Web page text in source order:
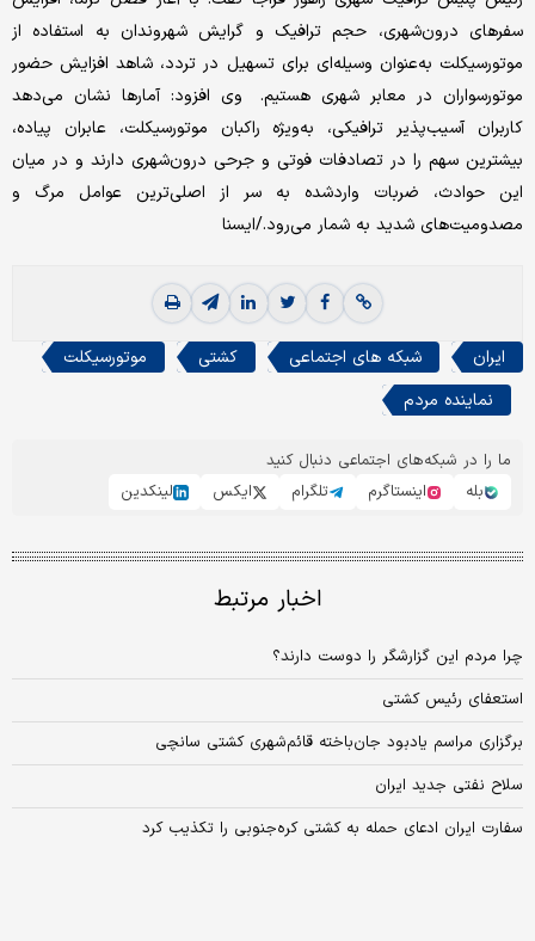
سفرهای درون‌شهری، حجم ترافیک و گرایش شهروندان به استفاده از
موتورسیکلت به‌‌عنوان وسیله‌ای برای تسهیل در تردد، شاهد افزایش حضور
موتورسواران در معابر شهری هستیم. وی افزود: آمارها نشان می‌دهد
کاربران آسیب‌پذیر ترافیکی، به‌‌ویژه راکبان موتورسیکلت، عابران پیاده،
بیشترین سهم را در تصادفات فوتی و جرحی درون‌شهری دارند و در میان
این حوادث، ضربات واردشده به سر از اصلی‌ترین عوامل مرگ و
مصدومیت‌های شدید به شمار می‌رود./ایسنا
ایران شبکه های اجتماعی کشتی
موتورسیکلت
نماینده مردم
ما را در شبکه‌های اجتماعی دنبال کنید
بله
اینستاگرم تلگرام ایکس لینکدین
اخبار مرتبط
چرا مردم این گزارشگر را دوست دارند؟
استعفای رئیس کشتی
برگزاری مراسم یادبود جان‌باخته قائم‌شهری کشتی سانچی
سلاح نفتی جدید ایران
سفارت ایران ادعای حمله به کشتی کره‌جنوبی را تکذیب کرد